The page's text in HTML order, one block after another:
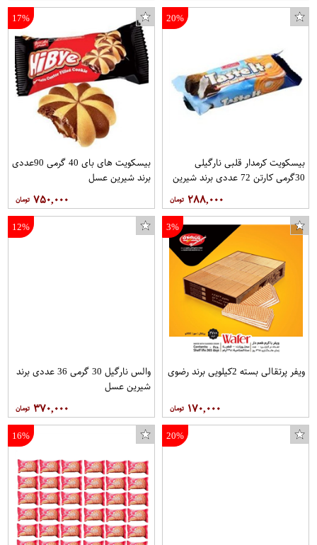
20%
بیسکویت کرمدار قلبی نارگیلی
30گرمی کارتن 72 عددی برند شیرین
۲۸۸,۰۰۰
17%
بیسکویت های بای 40 گرمی 90عددی
برند شیرین عسل
۷۵۰,۰۰۰
3%
ویفر پرتقالی بسته 2کیلویی برند رضوی
۱۷۰,۰۰۰
12%
والس نارگیل 30 گرمی 36 عددی برند
شیرین عسل
۳۷۰,۰۰۰
20%
16%